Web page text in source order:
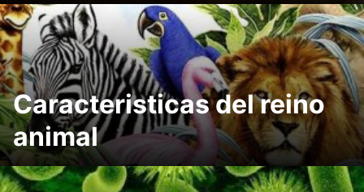
Caracteristicas del reino
animal